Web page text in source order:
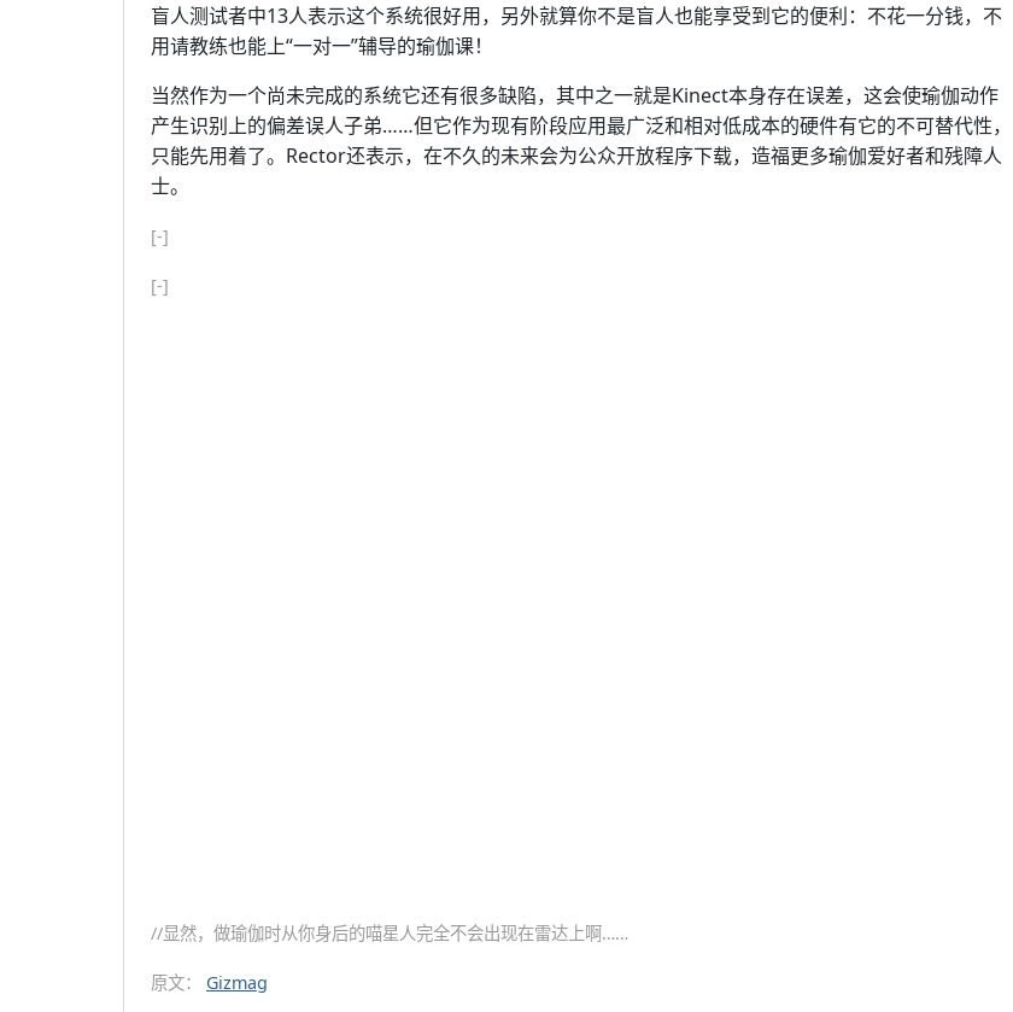
盲人测试者中13人表示这个系统很好用，另外就算你不是盲人也能享受到它的便利：不花一分钱，不
用请教练也能上“一对一”辅导的瑜伽课！
当然作为一个尚未完成的系统它还有很多缺陷，其中之一就是Kinect本身存在误差，这会使瑜伽动作
产生识别上的偏差误人子弟……但它作为现有阶段应用最广泛和相对低成本的硬件有它的不可替代性，
只能先用着了。Rector还表示，在不久的未来会为公众开放程序下载，造福更多瑜伽爱好者和残障人
士。
[-]
[-]
//显然，做瑜伽时从你身后的喵星人完全不会出现在雷达上啊……
原文： Gizmag